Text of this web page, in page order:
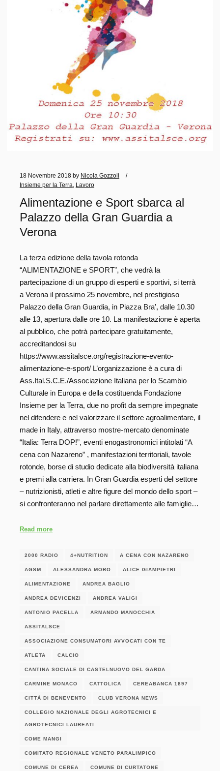
18 Novembre 2018 by Nicola Gozzoli
Insieme per la Terra
Lavoro
Alimentazione e Sport sbarca al
Palazzo della Gran Guardia a
Verona
La terza edizione della tavola rotonda
“ALIMENTAZIONE e SPORT”, che vedrà la
partecipazione di un gruppo di esperti e sportivi, si terrà
a Verona il prossimo 25 novembre, nel prestigioso
Palazzo della Gran Guardia, in Piazza Bra’, dalle 10.30
alle 13, apertura dalle ore 10. La manifestazione è aperta
al pubblico, che potrà partecipare gratuitamente,
accreditandosi su
https://www.assitalsce.org/registrazione-evento-
alimentazione-e-sport/ L’organizzazione è a cura di
Ass.Ital.S.C.E./Associazione Italiana per lo Scambio
Culturale in Europa e della costituenda Fondazione
Insieme per la Terra, due no profit da sempre impegnate
nel difendere e nel valorizzare il settore agroalimentare, il
made in Italy, attraverso mostre-mercato denominate
“Italia: Terra DOP!”, eventi enogastronomici intitolati “A
cena con Nazareno” , manifestazioni territoriali, tavole
rotonde, borse di studio dedicate alla biodiversità italiana
e premi alla carriera. In Gran Guardia esperti del settore
– nutrizionisti, atleti e altre figure del mondo dello sport –
si confronteranno nel parlare direttamente alle famiglie…
Read more
2000 RADIO 4+NUTRITION A CENA CON NAZARENO
AGSM ALESSANDRA MORO ALICE GIAMPIETRI
ALIMENTAZIONE ANDREA BAGLIO
ANDREA DEVICENZI ANDREA VALIGI
ANTONIO PACELLA ARMANDO MANOCCHIA
ASSITALSCE
ASSOCIAZIONE CONSUMATORI AVVOCATI CON TE
ATLETA CALCIO
CANTINA SOCIALE DI CASTELNUOVO DEL GARDA
CARMINE MONACO CATTOLICA CEREABANCA 1897
CITTÀ DI BENEVENTO CLUB VERONA NEWS
COLLEGIO NAZIONALE DEGLI AGROTECNICI E
AGROTECNICI LAUREATI
COME MANGI
COMITATO REGIONALE VENETO PARALIMPICO
COMUNE DI CEREA COMUNE DI CURTATONE